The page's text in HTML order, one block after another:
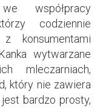
współpracy
codziennie
konsumentami
wytwarzane
mleczarniach,
który nie zawiera
bardzo prosty,